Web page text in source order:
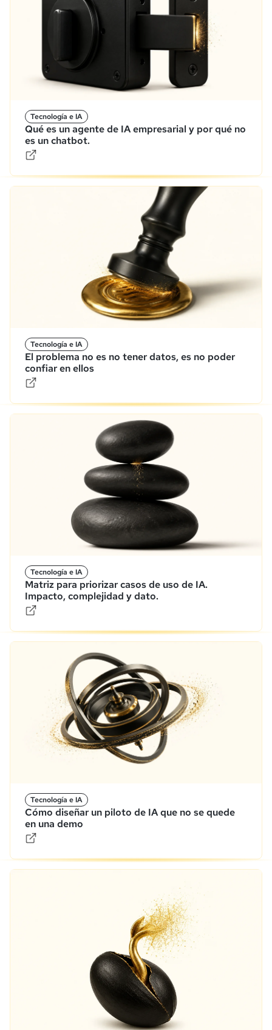
Tecnología e IA
Qué es un agente de IA empresarial y por qué no
es un chatbot.
Tecnología e IA
El problema no es no tener datos, es no poder
confiar en ellos
Tecnología e IA
Matriz para priorizar casos de uso de IA.
Impacto, complejidad y dato.
Tecnología e IA
Cómo diseñar un piloto de IA que no se quede
en una demo